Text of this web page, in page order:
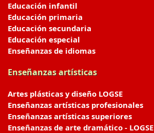
Educación infantil
Educación primaria
Educación secundaria
Educación especial
Enseñanzas de idiomas
Enseñanzas artísticas
Artes plásticas y diseño LOGSE
Enseñanzas artísticas profesionales
Enseñanzas artísticas superiores
Enseñanzas de arte dramático - LOGSE